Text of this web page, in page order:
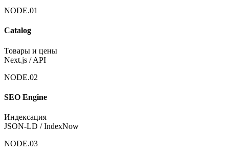
NODE.01
Catalog
Товары и цены
Next.js / API
NODE.02
SEO Engine
Индексация
JSON-LD / IndexNow
NODE.03